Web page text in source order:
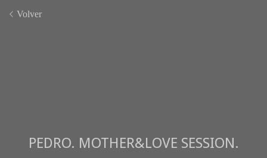
Volver
PEDRO. MOTHER&LOVE SESSION.